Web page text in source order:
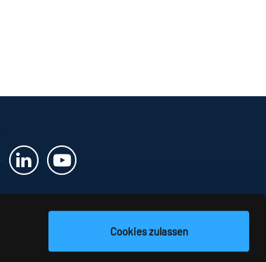
Cookies zulassen